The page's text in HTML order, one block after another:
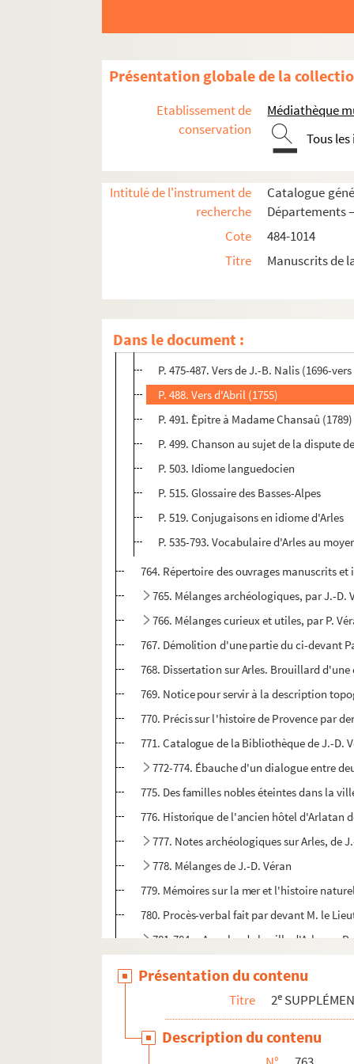
Présentation globale de la
Etablissement de
conservation
Médiathèque
Tous
Intitulé de l'instrument de
recherche
Catalogue
Départements
Cote
484-1014
Titre
Manuscrits de
Dans le document :
751. Histoire de l'église d'Arles. Antiquités
753. Correspondance d'Amédée Pichot
754. Manuscrits de P. Amédée Pichot.
755.Historia monasterii Sancti Petri
756.Matricula monachorum professorum
757-760. Recherches pour servir à
761. Idiome d'Arles. Recueil de J.-D.
762. Poésies provençales. Lou fau
P. 1-304. Copie d'actes du XI
P. 307-471. OEuvres provençales de J.-
P. 475-487. Vers de J.-B. Nalis (1696-
P. 488. Vers d'Abril (1755)
P. 491. Èpitre à Madame Chansaû (1789)
P. 499. Chanson au sujet de la dispute
P. 503. Idiome languedocien
P. 515. Glossaire des Basses-Alpes
P. 519. Conjugaisons en idiome d'Arles
P. 535-793. Vocabulaire d'Arles au
764. Répertoire des ouvrages manuscrits
765. Mélanges archéologiques, par J.-D.
766. Mélanges curieux et utiles, par P.
767. Démolition d'une partie du ci-devant
768. Dissertation sur Arles. Brouillard
769. Notice pour servir à la description
770. Précis sur l'histoire de Provence par
771. Catalogue de la Bibliothèque de J.-D.
772-774. Ébauche d'un dialogue entre
775. Des familles nobles éteintes dans la
776. Historique de l'ancien hôtel d'Arlatan
777. Notes archéologiques sur Arles, de
778. Mélanges de J.-D. Véran
779. Mémoires sur la mer et l'histoire
780. Procès-verbal fait par devant M. le
781-784. « Annales de la ville d'Arles ou
788. Notes sur le Musée lapidaire
Présentation du contenu
Titre 2e
Description du contenu